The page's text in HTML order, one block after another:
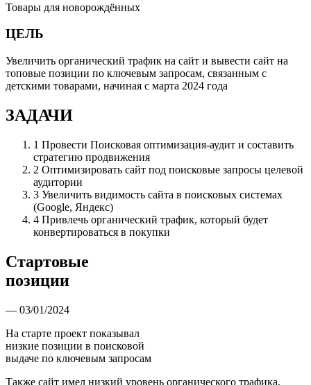
Товары для новорождённыx
ЦЕЛЬ
Увеличить органический трафик на сайт и вывести сайт на
топовые позиции по ключевым запросам, связанным с
детскими товарами, начиная с марта 2024 года
ЗАДАЧИ
1 Провести Поисковая оптимизация-аудит и составить
стратегию продвижения
2 Оптимизировать сайт под поисковые запросы целевой
аудитории
3 Увеличить видимость сайта в поисковых системах
(Google, Яндекс)
4 Привлечь органический трафик, который будет
конвертироваться в покупки
Стартовые
позиции
— 03/01/2024
На старте проект показывал
низкие позиции в поисковой
выдаче по ключевым запросам
Также сайт имел низкий уровень органического трафика,